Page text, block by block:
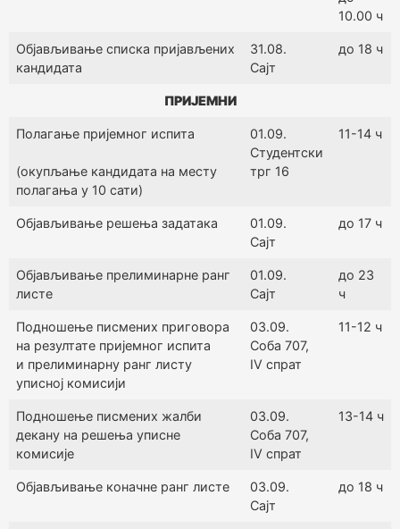
10.00 ч
Објављивање списка пријављених
кандидата
31.08.
Сајт
до 18 ч
ПРИЈЕМНИ
Полагање пријемног испита
(окупљање кандидата на месту
полагања у 10 сати)
01.09.
Студентски
трг 16
11-14 ч
Објављивање решења задатака
01.09.
Сајт
до 17 ч
Објављивање прелиминарне ранг
листе
01.09.
Сајт
до 23
ч
Подношење писмених приговора
на резултате пријемног испита
и прелиминарну ранг листу
уписној комисији
03.09.
Соба 707,
IV спрат
11-12 ч
Подношење писмених жалби
декану на решења уписне
комисије
03.09.
Соба 707,
IV спрат
13-14 ч
Објављивање коначне ранг листе
03.09.
Сајт
до 18 ч